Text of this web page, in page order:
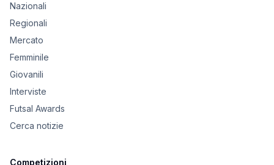
Nazionali
Regionali
Mercato
Femminile
Giovanili
Interviste
Futsal Awards
Cerca notizie
Competizioni